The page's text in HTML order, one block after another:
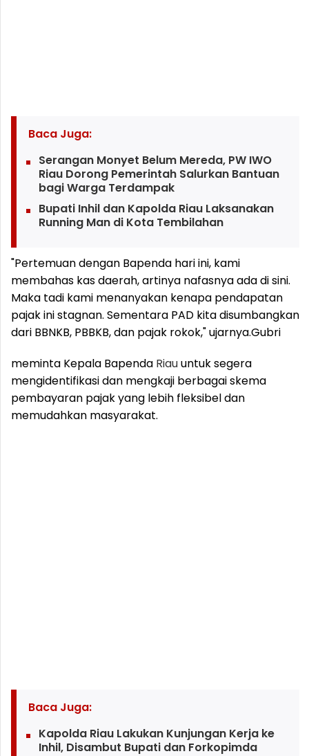
Baca Juga:
Serangan Monyet Belum Mereda, PW IWO
Riau Dorong Pemerintah Salurkan Bantuan
bagi Warga Terdampak
Bupati Inhil dan Kapolda Riau Laksanakan
Running Man di Kota Tembilahan
"Pertemuan dengan Bapenda hari ini, kami
membahas kas daerah, artinya nafasnya ada di sini.
Maka tadi kami menanyakan kenapa pendapatan
pajak ini stagnan. Sementara PAD kita disumbangkan
dari BBNKB, PBBKB, dan pajak rokok," ujarnya.Gubri
meminta Kepala Bapenda Riauuntuk segera
mengidentifikasi dan mengkaji berbagai skema
pembayaran pajak yang lebih fleksibel dan
memudahkan masyarakat.
Baca Juga:
Kapolda Riau Lakukan Kunjungan Kerja ke
Inhil, Disambut Bupati dan Forkopimda